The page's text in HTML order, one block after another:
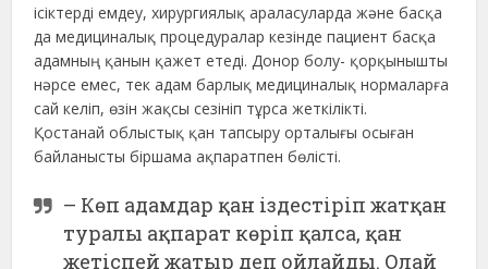
ісіктерді емдеу, хирургиялық араласуларда және басқа
да медициналық процедуралар кезінде пациент басқа
адамның қанын қажет етеді. Донор болу- қорқынышты
нәрсе емес, тек адам барлық медициналық нормаларға
сай келіп, өзін жақсы сезініп тұрса жеткілікті.
Қостанай облыстық қан тапсыру орталығы осыған
байланысты біршама ақпаратпен бөлісті.
– Көп адамдар қан іздестіріп жатқан
туралы ақпарат көріп қалса, қан
жетіспей жатыр деп ойлайды. Олай